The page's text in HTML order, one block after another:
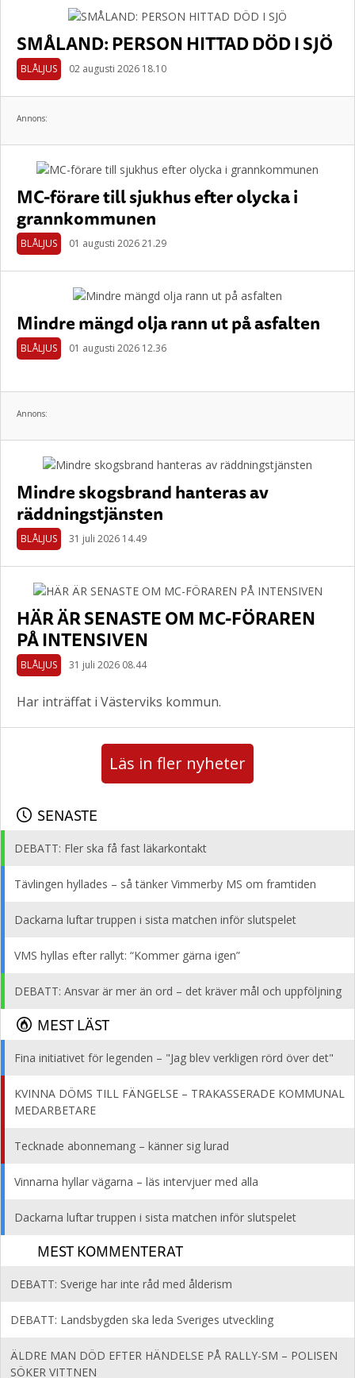
SMÅLAND: PERSON HITTAD DÖD I SJÖ
BLÅLJUS 02 augusti 2026 18.10
Annons:
MC-förare till sjukhus efter olycka i
grannkommunen
BLÅLJUS 01 augusti 2026 21.29
Mindre mängd olja rann ut på asfalten
BLÅLJUS 01 augusti 2026 12.36
Annons:
Mindre skogsbrand hanteras av
räddningstjänsten
BLÅLJUS 31 juli 2026 14.49
HÄR ÄR SENASTE OM MC-FÖRAREN
PÅ INTENSIVEN
BLÅLJUS 31 juli 2026 08.44
Har inträffat i Västerviks kommun.
Läs in fler nyheter
SENASTE
DEBATT: Fler ska få fast läkarkontakt
Tävlingen hyllades – så tänker Vimmerby MS om framtiden
Dackarna luftar truppen i sista matchen inför slutspelet
VMS hyllas efter rallyt: “Kommer gärna igen”
DEBATT: Ansvar är mer än ord – det kräver mål och uppföljning
MEST LÄST
Fina initiativet för legenden – "Jag blev verkligen rörd över det"
KVINNA DÖMS TILL FÄNGELSE – TRAKASSERADE KOMMUNAL
MEDARBETARE
Tecknade abonnemang – känner sig lurad
Vinnarna hyllar vägarna – läs intervjuer med alla
Dackarna luftar truppen i sista matchen inför slutspelet
MEST KOMMENTERAT
DEBATT: Sverige har inte råd med ålderism
DEBATT: Landsbygden ska leda Sveriges utveckling
ÄLDRE MAN DÖD EFTER HÄNDELSE PÅ RALLY-SM – POLISEN
SÖKER VITTNEN